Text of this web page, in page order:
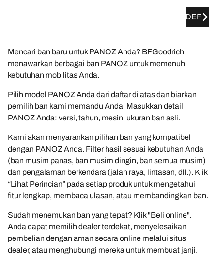
DEF
Mencari ban baru untuk PANOZ Anda? BFGoodrich
menawarkan berbagai ban PANOZ untuk memenuhi
kebutuhan mobilitas Anda.
Pilih model PANOZ Anda dari daftar di atas dan biarkan
pemilih ban kami memandu Anda. Masukkan detail
PANOZ Anda: versi, tahun, mesin, ukuran ban asli.
Kami akan menyarankan pilihan ban yang kompatibel
dengan PANOZ Anda. Filter hasil sesuai kebutuhan Anda
(ban musim panas, ban musim dingin, ban semua musim)
dan pengalaman berkendara (jalan raya, lintasan, dll.). Klik
“Lihat Perincian” pada setiap produk untuk mengetahui
fitur lengkap, membaca ulasan, atau membandingkan ban.
Sudah menemukan ban yang tepat? Klik "Beli online".
Anda dapat memilih dealer terdekat, menyelesaikan
pembelian dengan aman secara online melalui situs
dealer, atau menghubungi mereka untuk membuat janji.